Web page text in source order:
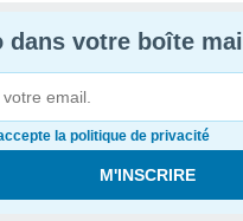
dans votre boîte mail
la politique de privacité